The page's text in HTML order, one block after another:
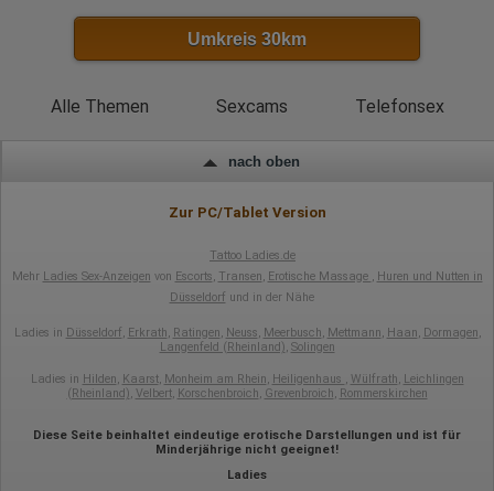
Umkreis 30km
Alle Themen Sexcams Telefonsex
nach oben
Zur PC/Tablet Version
Tattoo Ladies.de
Mehr Ladies Sex-Anzeigen von Escorts, Transen, Erotische Massage , Huren und Nutten in
Düsseldorf und in der Nähe
Ladies in Düsseldorf, Erkrath, Ratingen, Neuss, Meerbusch, Mettmann, Haan, Dormagen,
Langenfeld (Rheinland), Solingen
Ladies in Hilden, Kaarst, Monheim am Rhein, Heiligenhaus , Wülfrath, Leichlingen
(Rheinland), Velbert, Korschenbroich, Grevenbroich, Rommerskirchen
Diese Seite beinhaltet eindeutige erotische Darstellungen und ist für
Minderjährige nicht geeignet!
Ladies